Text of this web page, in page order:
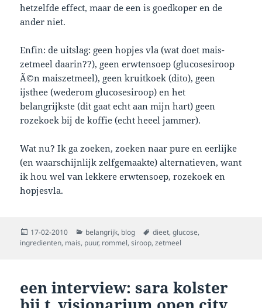
hetzelfde effect, maar de een is goedkoper en de
ander niet.
Enfin: de uitslag: geen hopjes vla (wat doet mais-
zetmeel daarin??), geen erwtensoep (glucosesiroop
Ã©n maiszetmeel), geen kruitkoek (dito), geen
ijsthee (wederom glucosesiroop) en het
belangrijkste (dit gaat echt aan mijn hart) geen
rozekoek bij de koffie (echt heeel jammer).
Wat nu? Ik ga zoeken, zoeken naar pure en eerlijke
(en waarschijnlijk zelfgemaakte) alternatieven, want
ik hou wel van lekkere erwtensoep, rozekoek en
hopjesvla.
Posted
on
17-02-2010 Categories
belangrijk, blog Tags
dieet,glucose,
ingredienten, mais, puur, rommel,siroop,zetmeel
een interview: sara kolster